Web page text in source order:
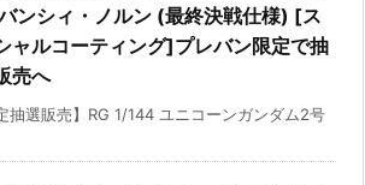
ンシィ・ノルン (最終決戦仕様) [ス
ャルコーティング]プレバン限定で抽
売へ
抽選販売】RG 1/144 ユニコーンガンダム2号